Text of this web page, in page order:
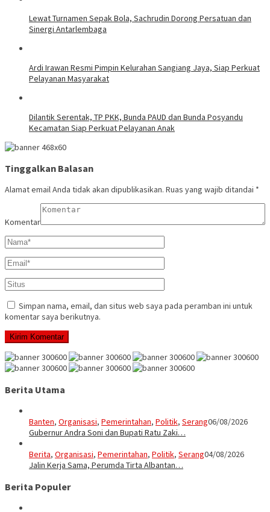
Lewat Turnamen Sepak Bola, Sachrudin Dorong Persatuan dan
Sinergi Antarlembaga
Ardi Irawan Resmi Pimpin Kelurahan Sangiang Jaya, Siap Perkuat
Pelayanan Masyarakat
Dilantik Serentak, TP PKK, Bunda PAUD dan Bunda Posyandu
Kecamatan Siap Perkuat Pelayanan Anak
Tinggalkan Balasan
Alamat email Anda tidak akan dipublikasikan. Ruas yang wajib ditandai *
Komentar
Simpan nama, email, dan situs web saya pada peramban ini untuk
komentar saya berikutnya.
Berita Utama
Banten, Organisasi, Pemerintahan, Politik, Serang06/08/2026
Gubernur Andra Soni dan Bupati Ratu Zaki…
Berita, Organisasi, Pemerintahan, Politik, Serang04/08/2026
Jalin Kerja Sama, Perumda Tirta Albantan…
Berita Populer